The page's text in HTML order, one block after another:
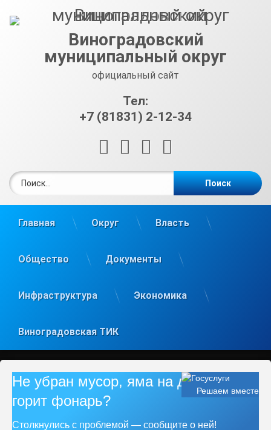
Виноградовский
муниципальный округ
официальный сайт
Тел:
+7 (81831) 2-12-34
RSS E-mailВКонтакте
Главная Округ Власть
Общество Документы
Инфраструктура Экономика
Виноградовская ТИК
Решаем вместе
Не убран мусор, яма на дороге, не
горит фонарь?
Столкнулись с проблемой — сообщите о ней!